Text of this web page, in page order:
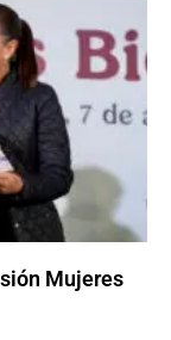
Mujeres